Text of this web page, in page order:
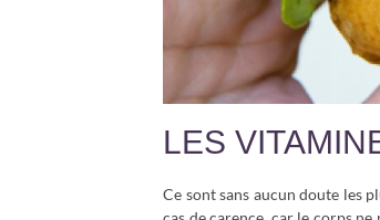
LES
Ce sont sans aucun doute les